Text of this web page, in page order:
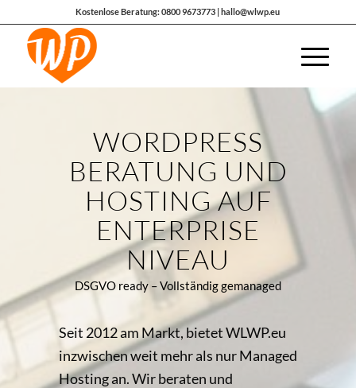
Kostenlose Beratung: 0800 9673773 | hallo@wlwp.eu
WORDPRESS
BERATUNG UND
HOSTING AUF
ENTERPRISE
NIVEAU
DSGVO ready – Vollständig gemanaged
Seit 2012 am Markt, bietet WLWP.eu
inzwischen weit mehr als nur Managed
Hosting an. Wir beraten und